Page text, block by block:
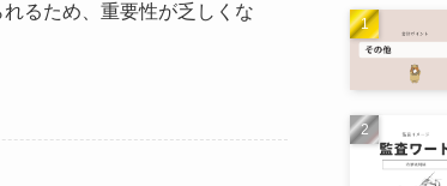
るため、重要性が乏しくな